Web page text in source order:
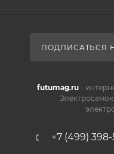
ПОДПИСАТЬСЯ
futumag.ru-
+7 (499)